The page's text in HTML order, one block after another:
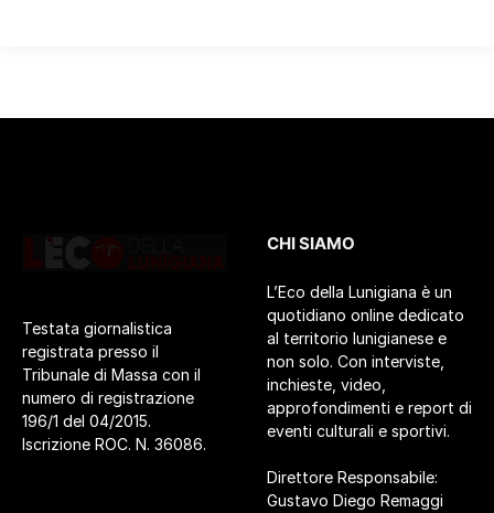
Testata giornalistica
registrata presso il
Tribunale di Massa con il
numero di registrazione
196/1 del 04/2015.
Iscrizione ROC. N. 36086.
CHI SIAMO
L’Eco della Lunigiana è un
quotidiano online dedicato
al territorio lunigianese e
non solo. Con interviste,
inchieste, video,
approfondimenti e report di
eventi culturali e sportivi.
Direttore Responsabile:
Gustavo Diego Remaggi